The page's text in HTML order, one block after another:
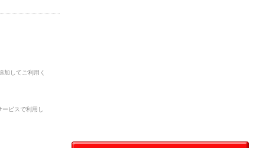
加してご利用く
ビスで利用し